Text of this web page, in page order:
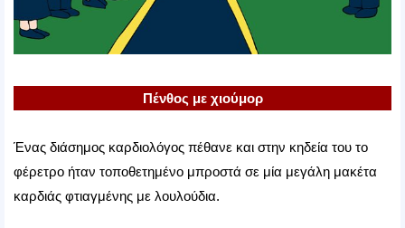
Πένθος με χιούμορ
Ένας διάσημος καρδιολόγος πέθανε και στην κηδεία του το
φέρετρο ήταν τοποθετημένο μπροστά σε μία μεγάλη μακέτα
καρδιάς φτιαγμένης με λουλούδια.